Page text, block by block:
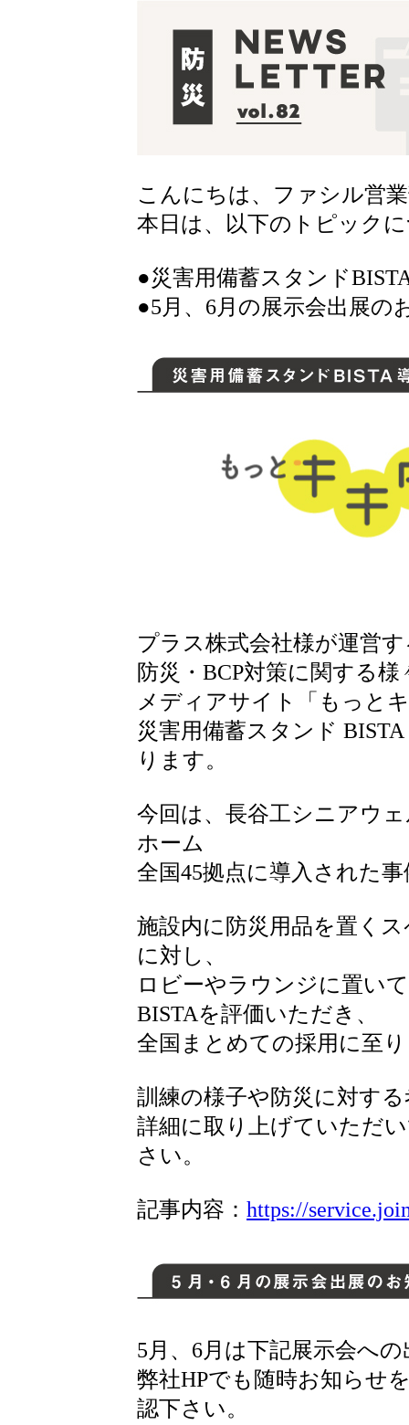
こんにちは、ファシル営
本日は、以下のトピック
●災害用備蓄スタンド
●5月、6月の展示会出展の
プラス株式会社様が運営
防災・BCP対策に関する
メディアサイト「もっと
災害用備蓄スタンド
ります。
今回は、長谷工シニアウ
ホーム
全国45拠点に導入された
施設内に防災用品を置く
に対し、
ロビーやラウンジに置いて
BISTAを評価いただき、
全国まとめての採用に至
訓練の様子や防災に対す
詳細に取り上げていただ
さい。
記事内容： https://
5月、6月は下記展示会へ
弊社HPでも随時お知らせ
認下さい。